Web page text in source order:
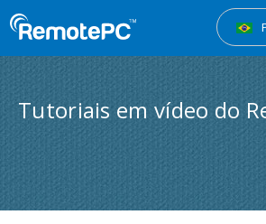
Tutoriais em vídeo do